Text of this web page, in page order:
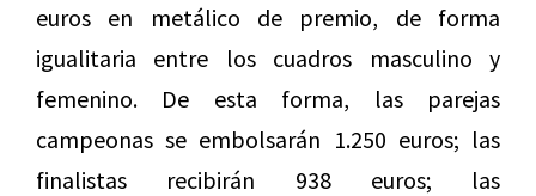
euros en metálico de premio, de forma
igualitaria entre los cuadros masculino y
femenino. De esta forma, las parejas
campeonas se embolsarán 1.250 euros; las
finalistas recibirán 938 euros; las